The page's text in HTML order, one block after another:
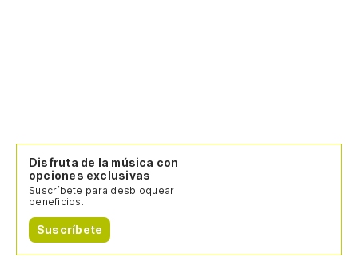
Disfruta de la música con
opciones exclusivas
Suscríbete para desbloquear
beneficios.
Suscríbete